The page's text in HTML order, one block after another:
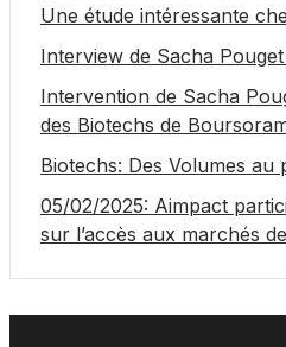
Une étude intéressante
Interview de Sacha
Intervention de Sacha
des Biotechs de
Biotechs: Des Volumes au
05/02/2025: Aimpact
sur l’accès aux marchés